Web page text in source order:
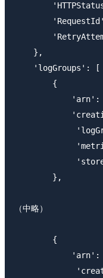
    },
    'logGroups': [
        {
        },
（中略）
        {